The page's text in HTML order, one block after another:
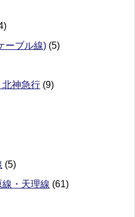
ーブル線) (5)
北神急行 (9)
(5)
・天理線 (61)